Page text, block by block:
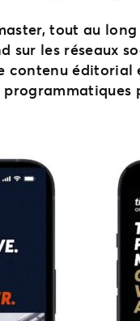
tout au
sur les réseaux
contenu
programmatiques